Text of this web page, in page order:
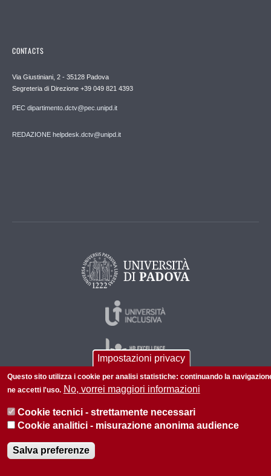
CONTACTS
Via Giustiniani, 2 - 35128 Padova
Segreteria di Direzione +39 049 821 4393
PEC dipartimento.dctv@pec.unipd.it
REDAZIONE helpdesk.dctv@unipd.it
Impostazioni privacy
Questo sito utilizza i cookie per analisi statistiche: continuando la
ne accetti l'uso. No, vorrei maggiori informazioni
Cookie tecnici - strettamente necessari
Cookie analitici - misurazione anonima audience
Salva preferenze